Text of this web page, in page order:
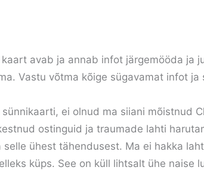
avab ja annab infot järgemööda ja
Vastu võtma kõige sügavamat infot ja
ei olnud ma siiani mõistnud
ostinguid ja traumade lahti
ühest tähendusest. Ma ei hakka
küps. See on küll lihtsalt ühe naise